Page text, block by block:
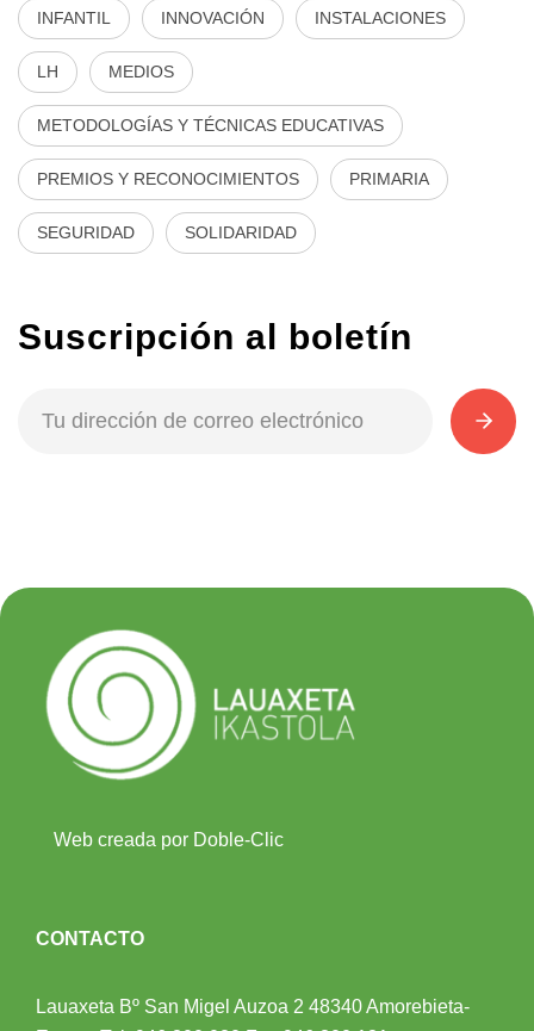
INFANTIL INNOVACIÓN INSTALACIONES
LH MEDIOS
METODOLOGÍAS Y TÉCNICAS EDUCATIVAS
PREMIOS Y RECONOCIMIENTOS PRIMARIA
SEGURIDAD SOLIDARIDAD
Suscripción al boletín
Web creada por Doble-Clic
CONTACTO
Lauaxeta Bº San Migel Auzoa 2 48340 Amorebieta-